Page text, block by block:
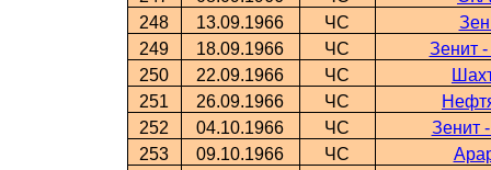
248
13.09.1966 ЧС
249
18.09.1966 ЧС
Зенит
250
22.09.1966 ЧС
251
26.09.1966 ЧС
252
04.10.1966 ЧС
Зенит
253
09.10.1966 ЧС